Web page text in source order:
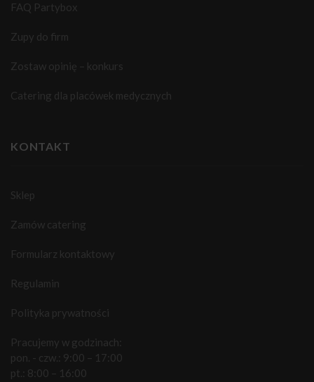
FAQ Partybox
Zupy do firm
Zostaw opinię – konkurs
Catering dla placówek medycznych
KONTAKT
Sklep
Zamów catering
Formularz kontaktowy
Regulamin
Polityka prywatności
Pracujemy w godzinach:
pon. - czw.: 9:00 – 17:00
pt.: 8:00 – 16:00